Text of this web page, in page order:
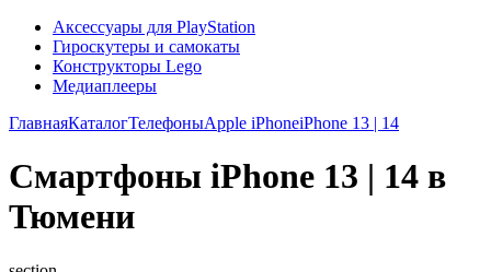
Аксессуары для PlayStation
Гироскутеры и самокаты
Конструкторы Lego
Медиаплееры
ГлавнаяКаталогТелефоныApple iPhoneiPhone 13 | 14
Смартфоны iPhone 13 | 14 в
Тюмени